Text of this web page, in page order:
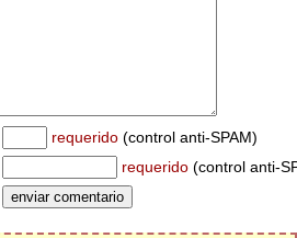
requerido (control anti-SPAM)
requerido (control anti-